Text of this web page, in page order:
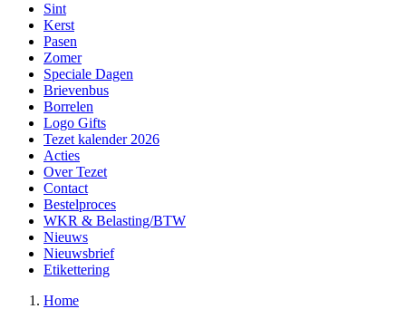
Sint
Kerst
Pasen
Zomer
Speciale Dagen
Brievenbus
Borrelen
Logo Gifts
Tezet kalender 2026
Acties
Over Tezet
Contact
Bestelproces
WKR & Belasting/BTW
Nieuws
Nieuwsbrief
Etikettering
Home